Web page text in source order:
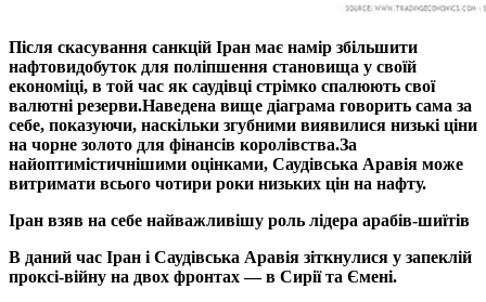
Після скасування санкцій Іран має намір збільшити
нафтовидобуток для поліпшення становища у своїй
економіці, в той час як саудівці стрімко спалюють свої
валютні резерви.Наведена вище діаграма говорить сама за
себе, показуючи, наскільки згубними виявилися низькі ціни
на чорне золото для фінансів королівства.За
найоптимістичнішими оцінками, Саудівська Аравія може
витримати всього чотири роки низьких цін на нафту.
Іран взяв на себе найважливішу роль лідера арабів-шиїтів
В даний час Іран і Саудівська Аравія зіткнулися у запеклій
проксі-війну на двох фронтах — в Сирії та Ємені.